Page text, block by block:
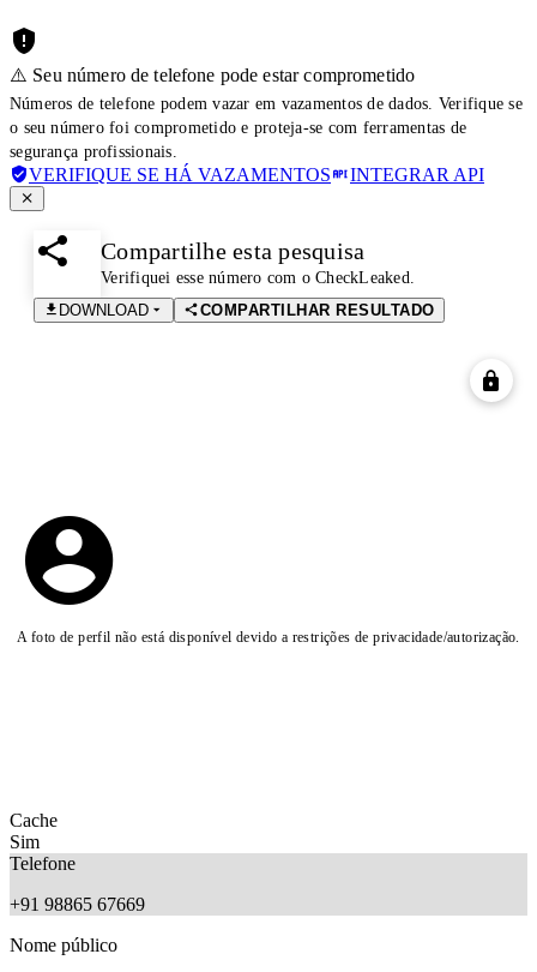
⚠️ Seu número de telefone pode estar comprometido
Números de telefone podem vazar em vazamentos de dados. Verifique se
o seu número foi comprometido e proteja-se com ferramentas de
segurança profissionais.
VERIFIQUE SE HÁ VAZAMENTOS INTEGRAR API
Compartilhe esta pesquisa
Verifiquei esse número com o CheckLeaked.
DOWNLOAD
COMPARTILHAR RESULTADO
A foto de perfil não está disponível devido a restrições de privacidade/autorização.
Cache
Sim
Telefone
+91 98865 67669
Nome público